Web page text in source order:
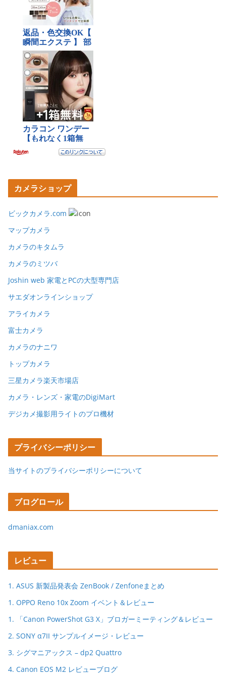
カメラショップ
ビックカメラ.com
マップカメラ
カメラのキタムラ
カメラのミツバ
Joshin web 家電とPCの大型専門店
サエダオンラインショップ
アライカメラ
富士カメラ
カメラのナニワ
トップカメラ
三星カメラ楽天市場店
カメラ・レンズ・家電のDigiMart
デジカメ撮影用ライトのプロ機材
プライバシーポリシー
当サイトのプライバシーポリシーについて
ブログロール
dmaniax.com
レビュー
1. ASUS 新製品発表会 ZenBook / Zenfoneまとめ
1. OPPO Reno 10x Zoom イベント＆レビュー
1. 「Canon PowerShot G3 X」ブロガーミーティング＆レビュー
2. SONY α7II サンプルイメージ・レビュー
3. シグマニアックス – dp2 Quattro
4. Canon EOS M2 レビューブログ